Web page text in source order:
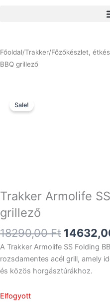
Főoldal/Trakker/Főzőkészlet,
BBQ grillező
Sale!
Trakker Armolife
grillező
18290,00Ft Original
price
was:
A Trakker Armolife SS Folding
rozsdamentes acél grill, amely
és közös horgásztúrákhoz.
Elfogyott